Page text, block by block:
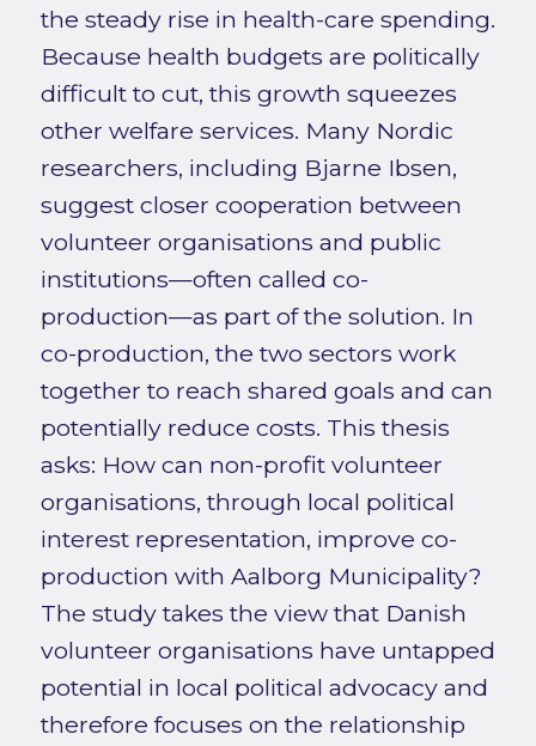
the steady rise in health-care spending.
Because health budgets are politically
difficult to cut, this growth squeezes
other welfare services. Many Nordic
researchers, including Bjarne Ibsen,
suggest closer cooperation between
volunteer organisations and public
institutions—often called co-
production—as part of the solution. In
co-production, the two sectors work
together to reach shared goals and can
potentially reduce costs. This thesis
asks: How can non-profit volunteer
organisations, through local political
interest representation, improve co-
production with Aalborg Municipality?
The study takes the view that Danish
volunteer organisations have untapped
potential in local political advocacy and
therefore focuses on the relationship